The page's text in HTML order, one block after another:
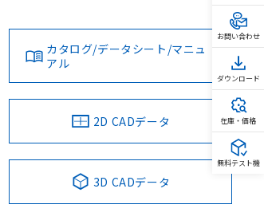
カタログ/データシート/マニュ
アル
2D CADデータ
3D CADデータ
お問い合わせ
ダウンロード
在庫・価格
無料テスト機